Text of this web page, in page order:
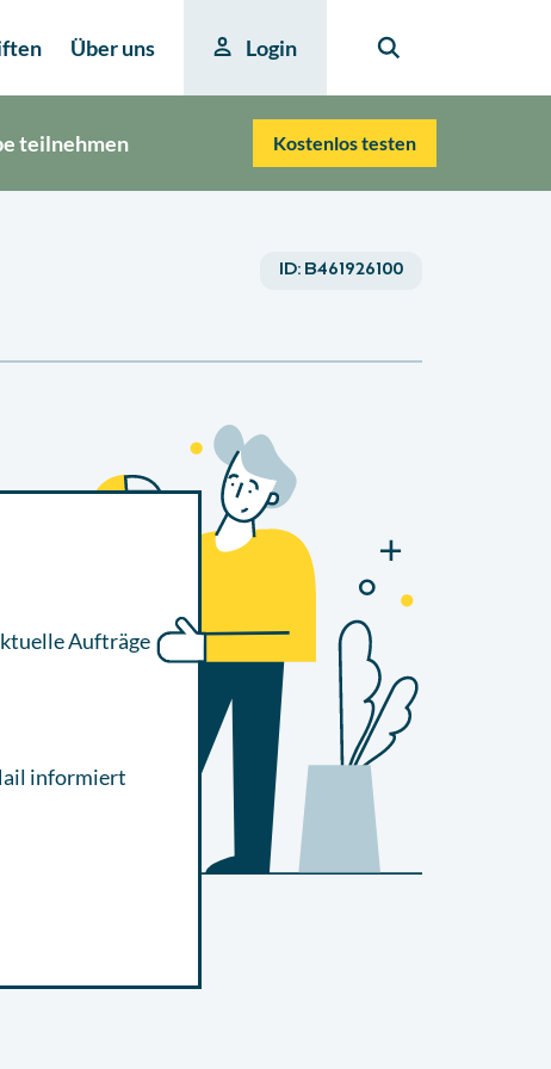
Über uns Login
teilnehmen Kostenlos testen
ID: B461926100
Aufträge
informiert